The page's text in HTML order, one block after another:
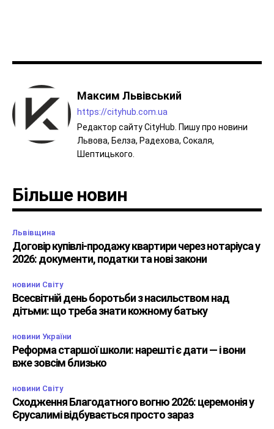
Максим Львівський
https://cityhub.com.ua
Редактор сайту CityHub. Пишу про новини
Львова, Белза, Радехова, Сокаля,
Шептицького.
Більше новин
Львівщина
Договір купівлі-продажу квартири через нотаріуса у
2026: документи, податки та нові закони
новини Світу
Всесвітній день боротьби з насильством над
дітьми: що треба знати кожному батьку
новини України
Реформа старшої школи: нарешті є дати — і вони
вже зовсім близько
новини Світу
Сходження Благодатного вогню 2026: церемонія у
Єрусалимі відбувається просто зараз